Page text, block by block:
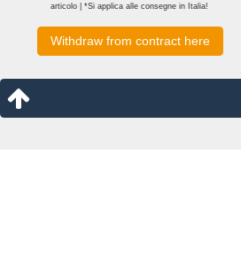
articolo | *Si applica alle consegne in Italia!
Withdraw from contract here